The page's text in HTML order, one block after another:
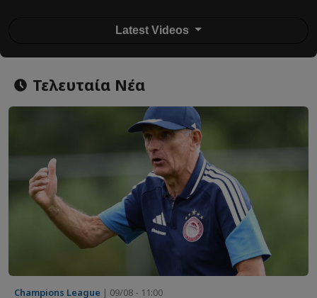
Latest Videos
Τελευταία Νέα
Champions League | 09/08 - 11:00